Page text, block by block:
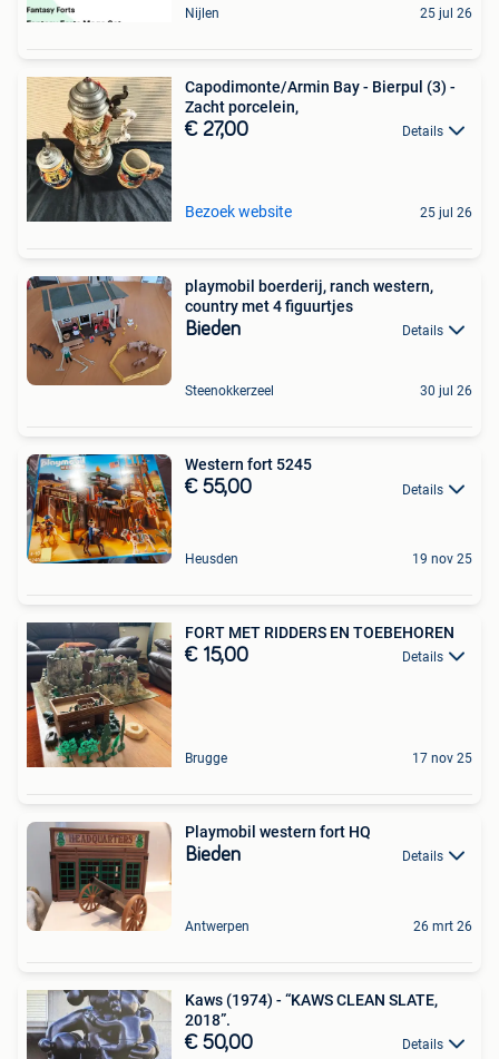
Nijlen 25 jul 26
Capodimonte/Armin Bay - Bierpul (3) -
Zacht porcelein,
€ 27,00 Details
Bezoek website 25 jul 26
playmobil boerderij, ranch western,
country met 4 figuurtjes
Bieden Details
Steenokkerzeel 30 jul 26
Western fort 5245
€ 55,00 Details
Heusden 19 nov 25
FORT MET RIDDERS EN TOEBEHOREN
€ 15,00 Details
Brugge 17 nov 25
Playmobil western fort HQ
Bieden Details
Antwerpen 26 mrt 26
Kaws (1974) - “KAWS CLEAN SLATE,
2018”.
€ 50,00 Details